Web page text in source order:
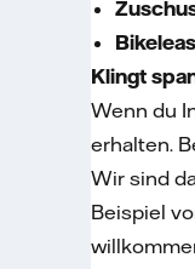
Klingt
Wenn du
erhalten.
Wir sind
Beispiel